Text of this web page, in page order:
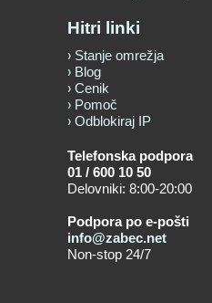
Hitri linki
Stanje omrežja
Blog
Cenik
Pomoč
Odblokiraj IP
Telefonska podpora
01 / 600 10 50
Delovniki: 8:00-20:00
Podpora po e-pošti
info@zabec.net
Non-stop 24/7